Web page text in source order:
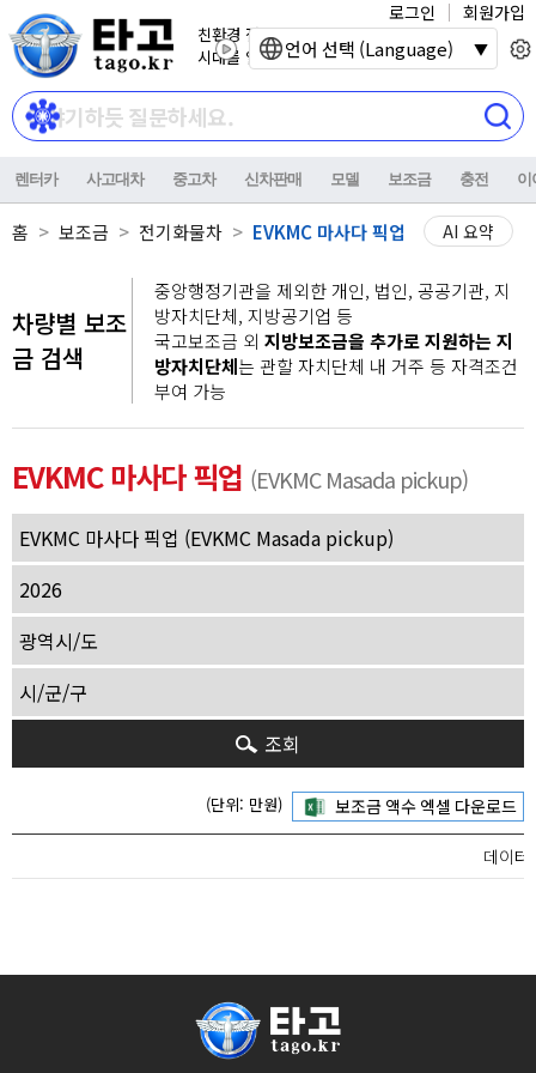
친환경 전기자동차
시대를 열어갑니다.
로그인 회원가입
렌터카 사고대차 중고차 신차판매 모델 보조금 충전 이
홈 보조금 전기화물차 EVKMC 마사다 픽업 AI 요약
차량별 보조
금 검색
중앙행정기관을 제외한 개인, 법인, 공공기관, 지
방자치단체, 지방공기업 등
국고보조금 외 지방보조금을 추가로 지원하는 지
방자치단체는 관할 자치단체 내 거주 등 자격조건
부여 가능
EVKMC 마사다 픽업 (EVKMC Masada pickup)
조회
(단위: 만원)
데이터
언어 선택 (Language)